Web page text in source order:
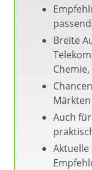
Breite
Märkten
Auch